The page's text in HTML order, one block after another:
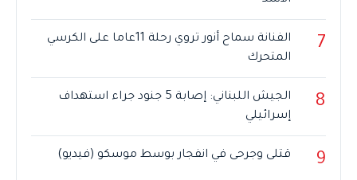
7
الفنانة سماح أنور تروي رحلة 11عاما على الكرسي
المتحرك
8
الجيش اللبناني: إصابة 5 جنود جراء استهداف
إسرائيلي
9 قتلى وجرحى في انفجار بوسط موسكو (فيديو)